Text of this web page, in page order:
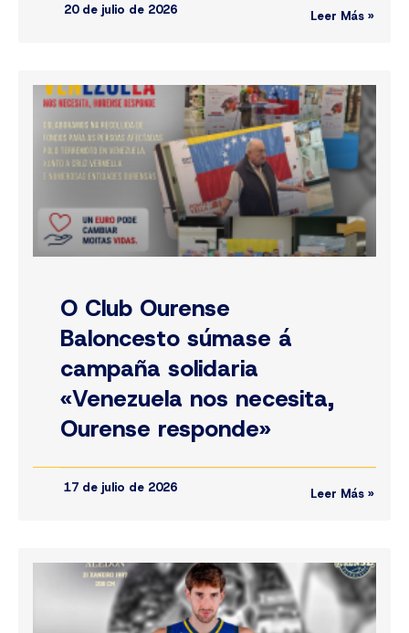
Leer Más »
20 de julio de 2026
O Club Ourense
Baloncesto súmase á
campaña solidaria
«Venezuela nos necesita,
Ourense responde»
Leer Más »
17 de julio de 2026